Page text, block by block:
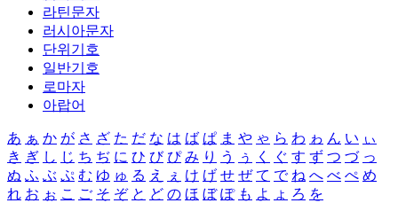
라틴문자
러시아문자
단위기호
일반기호
로마자
아랍어
あ ぁ か が さ ざ た だ な は ば ぱ ま や ゃ ら わ ゎ ん い ぃ
き ぎ し じ ち ぢ に ひ び ぴ み り う ぅ く ぐ す ず つ づ っ
ぬ ふ ぶ ぷ む ゆ ゅ る え ぇ け げ せ ぜ て で ね へ べ ぺ め
れ お ぉ こ ご そ ぞ と ど の ほ ぼ ぽ も よ ょ ろ を